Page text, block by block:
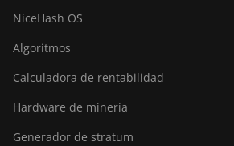
NiceHash OS
Algoritmos
Calculadora de rentabilidad
Hardware de minería
Generador de stratum